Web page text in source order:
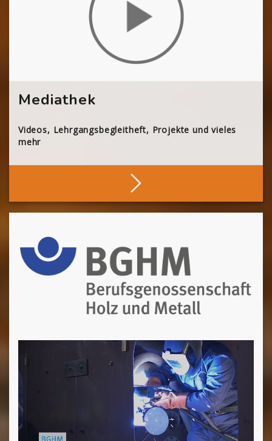
Mediathek
Videos, Lehrgangsbegleitheft, Projekte und vieles
mehr
Stöbern